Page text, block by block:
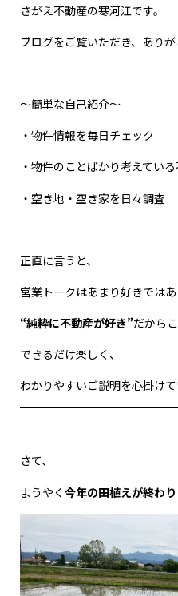
さがえ不動産の寒河江です。
ブログをご覧いただき、ありが
～簡単な自己紹介～
・物件情報を毎日チェック
・物件のことばかり考えてい
・空き地・空き家を日々調査
正直に言うと、
営業トークはあまり好きではあ
“純粋に不動産が好き”だからこ
できるだけ楽しく、
わかりやすいご説明を心掛けて
さて、
ようやく 今年の田植えが終わり